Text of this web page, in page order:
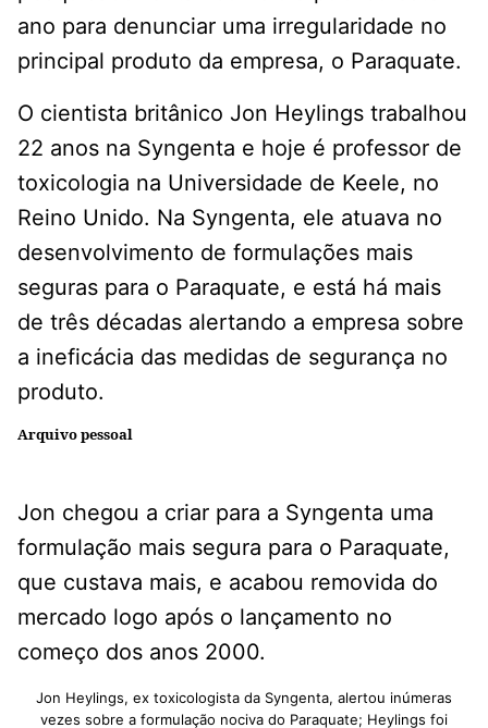
ano para denunciar uma irregularidade no
principal produto da empresa, o Paraquate.
O cientista britânico Jon Heylings trabalhou
22 anos na Syngenta e hoje é professor de
toxicologia na Universidade de Keele, no
Reino Unido. Na Syngenta, ele atuava no
desenvolvimento de formulações mais
seguras para o Paraquate, e está há mais
de três décadas alertando a empresa sobre
a ineficácia das medidas de segurança no
produto.
Arquivo pessoal
Jon chegou a criar para a Syngenta uma
formulação mais segura para o Paraquate,
que custava mais, e acabou removida do
mercado logo após o lançamento no
começo dos anos 2000.
Jon Heylings, ex toxicologista da Syngenta, alertou inúmeras
vezes sobre a formulação nociva do Paraquate; Heylings foi